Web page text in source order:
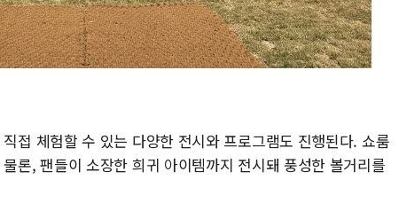
접 체험할 수 있는 다양한 전시와 프로그램도 진행된다. 쇼룸
론, 팬들이 소장한 희귀 아이템까지 전시돼 풍성한 볼거리를